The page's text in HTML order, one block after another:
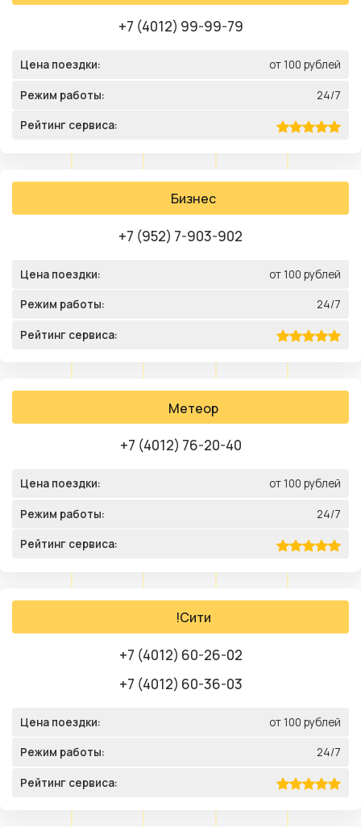
+7 (4012) 99-99-79
Цена поездки: от 100 рублей
Режим работы: 24/7
Рейтинг сервиса:
Бизнес
+7 (952) 7-903-902
Цена поездки: от 100 рублей
Режим работы: 24/7
Рейтинг сервиса:
Метеор
+7 (4012) 76-20-40
Цена поездки: от 100 рублей
Режим работы: 24/7
Рейтинг сервиса:
!Сити
+7 (4012) 60-26-02
+7 (4012) 60-36-03
Цена поездки: от 100 рублей
Режим работы: 24/7
Рейтинг сервиса: